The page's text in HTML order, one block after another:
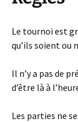
Le tournoi est
qu’ils soient ou
Il n’y a pas de
d’être là à
Les parties ne